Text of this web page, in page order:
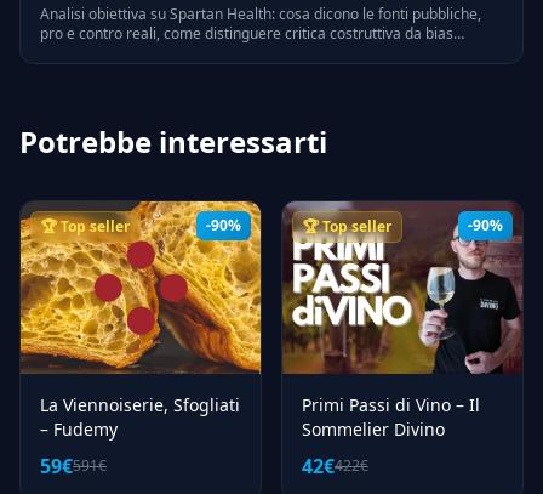
Analisi obiettiva su Spartan Health: cosa dicono le fonti pubbliche,
pro e contro reali, come distinguere critica costruttiva da bias
Potrebbe interessarti
-90%
🏆 Top seller
La Viennoiserie, Sfogliati
– Fudemy
59€591€
-90%
🏆 Top seller
Primi Passi di Vino – Il
Sommelier Divino
42€422€